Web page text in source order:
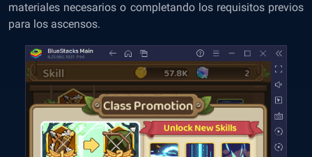
materiales necesarios o completando los requisitos previos
para los ascensos.